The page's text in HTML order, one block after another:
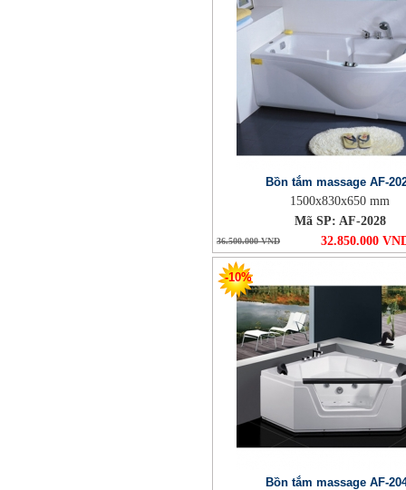
Bồn tắm massage AF-
1500x830x650 mm
Mã SP: AF-2028
36.500.000 VND 32.850.000
-10%
Bồn tắm massage AF-